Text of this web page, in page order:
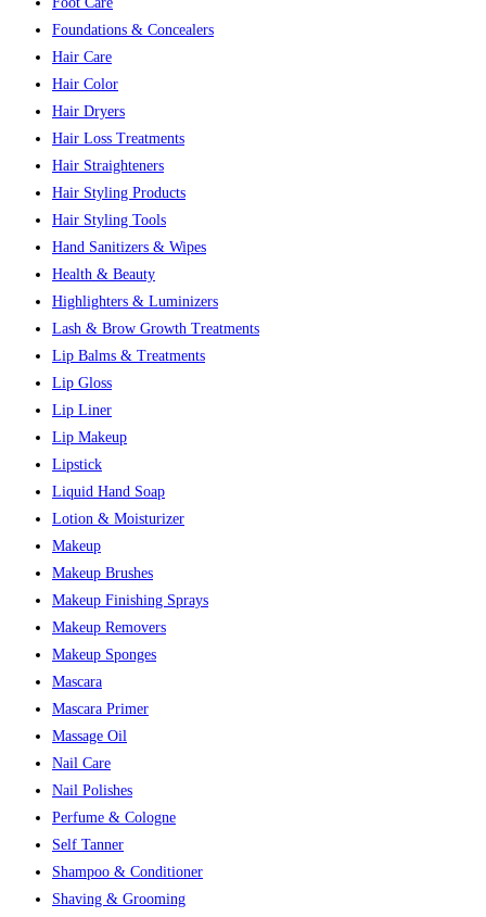
Foundations & Concealers
Hair Care
Hair Color
Hair Dryers
Hair Loss Treatments
Hair Straighteners
Hair Styling Products
Hair Styling Tools
Hand Sanitizers & Wipes
Health & Beauty
Highlighters & Luminizers
Lash & Brow Growth Treatments
Lip Balms & Treatments
Lip Gloss
Lip Liner
Lip Makeup
Lipstick
Liquid Hand Soap
Lotion & Moisturizer
Makeup
Makeup Brushes
Makeup Finishing Sprays
Makeup Removers
Makeup Sponges
Mascara
Mascara Primer
Massage Oil
Nail Care
Nail Polishes
Perfume & Cologne
Self Tanner
Shampoo & Conditioner
Shaving & Grooming